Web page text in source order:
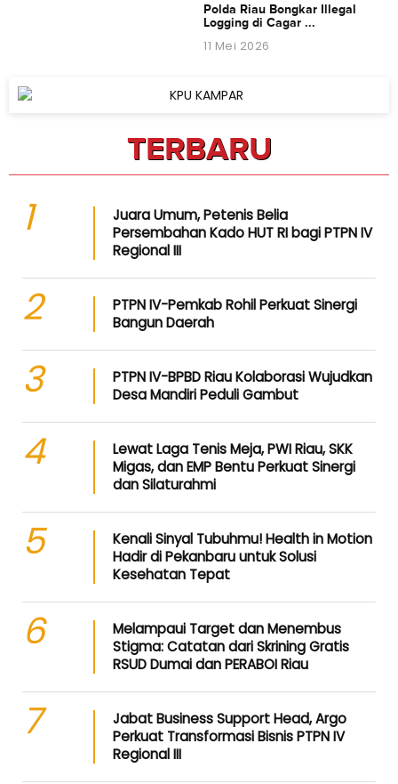
Polda Riau Bongkar Illegal
Logging di Cagar ...
11 Mei 2026
TERBARU
1
Juara Umum, Petenis Belia
Persembahan Kado HUT RI bagi PTPN IV
Regional III
2
PTPN IV-Pemkab Rohil Perkuat Sinergi
Bangun Daerah
3
PTPN IV-BPBD Riau Kolaborasi Wujudkan
Desa Mandiri Peduli Gambut
4
Lewat Laga Tenis Meja, PWI Riau, SKK
Migas, dan EMP Bentu Perkuat Sinergi
dan Silaturahmi
5
Kenali Sinyal Tubuhmu! Health in Motion
Hadir di Pekanbaru untuk Solusi
Kesehatan Tepat
6
Melampaui Target dan Menembus
Stigma: Catatan dari Skrining Gratis
RSUD Dumai dan PERABOI Riau
7
Jabat Business Support Head, Argo
Perkuat Transformasi Bisnis PTPN IV
Regional III